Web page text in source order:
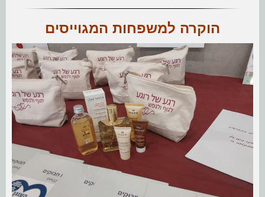
הוקרה למשפחות המגוייסים